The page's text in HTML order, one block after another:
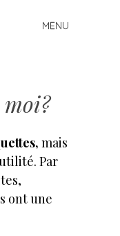
MENU
mais
Par
ont une